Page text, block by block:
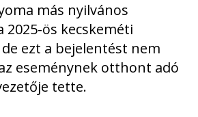
más nyilvános
2025-ös kecskeméti
ezt a bejelentést nem
eseménynek otthont adó
tette.